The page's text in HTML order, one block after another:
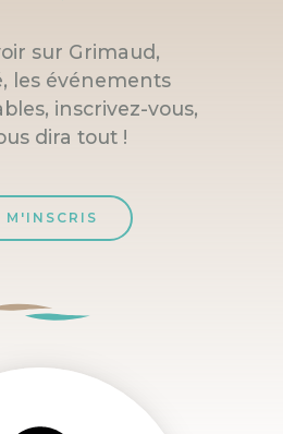
sur Grimaud,
les événements
inscrivez-vous,
dira tout !
M'INSCRIS